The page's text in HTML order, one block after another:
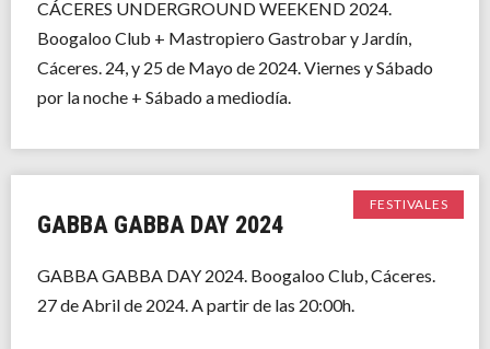
CÁCERES UNDERGROUND WEEKEND 2024.
Boogaloo Club + Mastropiero Gastrobar y Jardín,
Cáceres. 24, y 25 de Mayo de 2024. Viernes y Sábado
por la noche + Sábado a mediodía.
FESTIVALES
GABBA GABBA DAY 2024
GABBA GABBA DAY 2024. Boogaloo Club, Cáceres.
27 de Abril de 2024. A partir de las 20:00h.